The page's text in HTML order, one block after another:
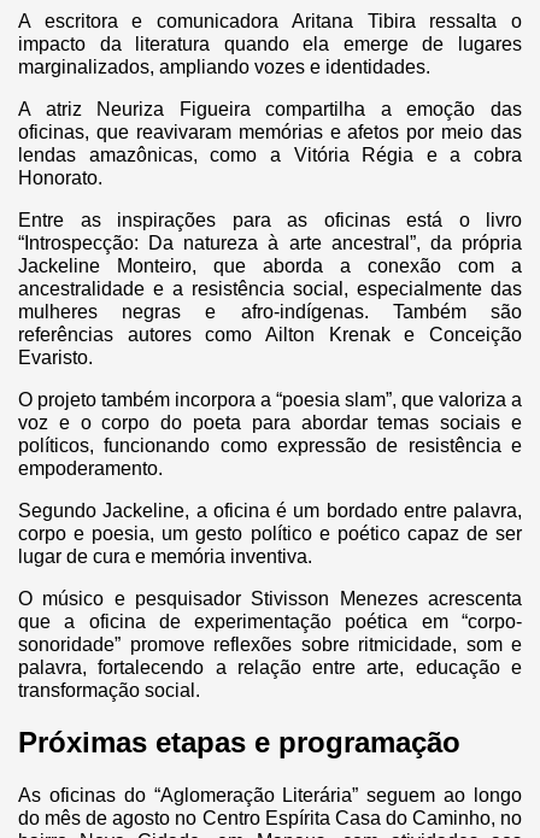
A escritora e comunicadora Aritana Tibira ressalta o
impacto da literatura quando ela emerge de lugares
marginalizados, ampliando vozes e identidades.
A atriz Neuriza Figueira compartilha a emoção das
oficinas, que reavivaram memórias e afetos por meio das
lendas amazônicas, como a Vitória Régia e a cobra
Honorato.
Entre as inspirações para as oficinas está o livro
“Introspecção: Da natureza à arte ancestral”, da própria
Jackeline Monteiro, que aborda a conexão com a
ancestralidade e a resistência social, especialmente das
mulheres negras e afro-indígenas. Também são
referências autores como Ailton Krenak e Conceição
Evaristo.
O projeto também incorpora a “poesia slam”, que valoriza a
voz e o corpo do poeta para abordar temas sociais e
políticos, funcionando como expressão de resistência e
empoderamento.
Segundo Jackeline, a oficina é um bordado entre palavra,
corpo e poesia, um gesto político e poético capaz de ser
lugar de cura e memória inventiva.
O músico e pesquisador Stivisson Menezes acrescenta
que a oficina de experimentação poética em “corpo-
sonoridade” promove reflexões sobre ritmicidade, som e
palavra, fortalecendo a relação entre arte, educação e
transformação social.
Próximas etapas e programação
As oficinas do “Aglomeração Literária” seguem ao longo
do mês de agosto no Centro Espírita Casa do Caminho, no